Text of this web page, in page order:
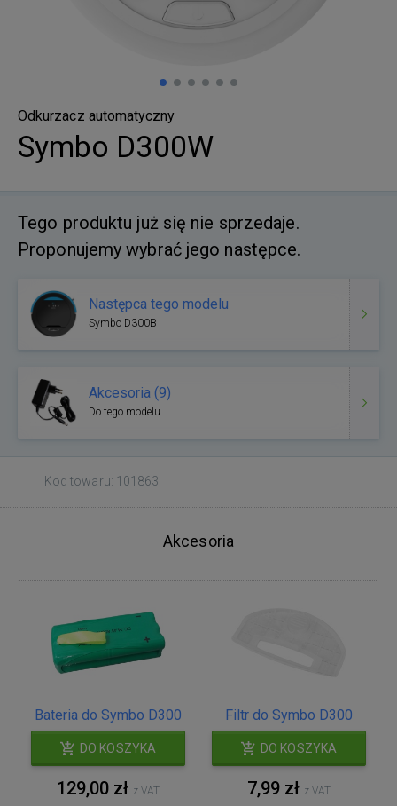
Odkurzacz automatyczny
Symbo D300W
Tego produktu już się nie sprzedaje.
Proponujemy wybrać jego następce.
Następca tego modelu
Symbo D300B
Akcesoria (9)
Do tego modelu
Kod towaru: 101863
Akcesoria
Bateria do Symbo D300
DO KOSZYKA
129,00 zł z VAT
Filtr do Symbo D300
DO KOSZYKA
7,99 zł z VAT